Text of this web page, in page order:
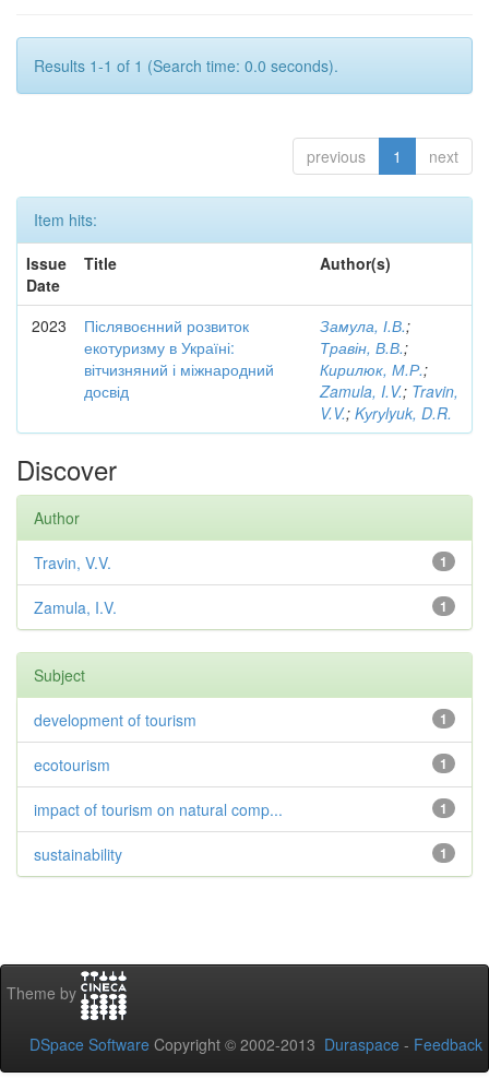
Results 1-1 of 1 (Search time: 0.0 seconds).
previous 1 next
Item hits:
Issue
Date
Title Author(s)
2023
Післявоєнний розвиток
екотуризму в Україні:
вітчизняний і міжнародний
досвід
Замула, І.В.;
Травін, В.В.;
Кирилюк, М.Р.;
Zamula, I.V.; Travin,
V.V.; Kуrуlyuk, D.R.
Discover
Author
1
Travin, V.V.
1
Zamula, I.V.
Subject
1
development of tourism
1
ecotourism
1
impact of tourism on natural comp...
1
sustainability
Theme by
DSpace Software Copyright © 2002-2013 Duraspace - Feedback